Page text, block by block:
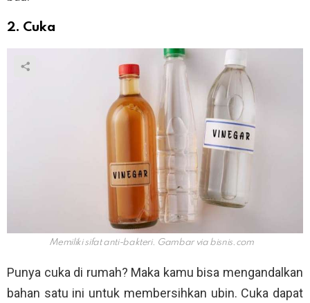
2. Cuka
Memiliki sifat anti-bakteri. Gambar via bisnis.com
Punya cuka di rumah? Maka kamu bisa mengandalkan
bahan satu ini untuk membersihkan ubin. Cuka dapat